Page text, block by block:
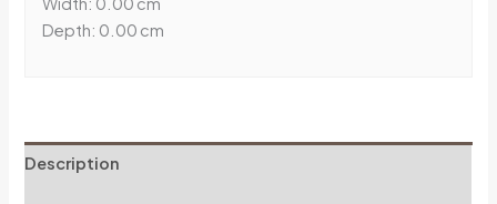
Depth: 0.00 cm
Description